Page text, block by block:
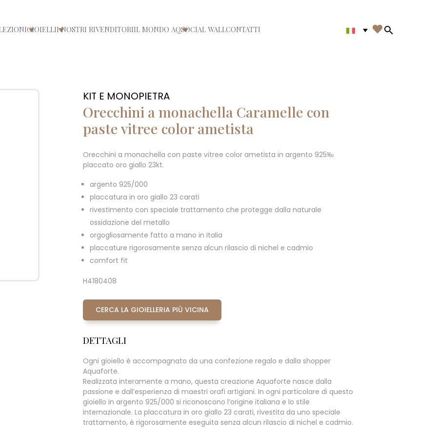
menù
Apri/chiudi menù
GIOIELLIApri/chiudi menù
I NOSTRI RIVENDITORIIL MONDO AQApri/chiudi menù
SOCIAL WALLCONTATTI 
Search in
KIT E MONOPIETRA
Orecchini a monachella Caramelle con
paste vitree color ametista
Orecchini a monachella con paste vitree color ametista in argento 925‰
placcato oro giallo 23kt.
argento 925/000
placcatura in oro giallo 23 carati
rivestimento con speciale trattamento che protegge dalla naturale
ossidazione del metallo
orgogliosamente fatto a mano in Italia
placcature rigorosamente senza alcun rilascio di nichel e cadmio
comfort fit
H4180408
CERCA LA GIOIELLERIA PIÙ VICINA
DETTAGLI
Ogni gioiello è accompagnato da una confezione regalo e dalla shopper
Aquaforte.
Realizzata interamente a mano, questa creazione Aquaforte nasce dalla
passione e dall’esperienza di maestri orafi artigiani. In ogni particolare di questo
gioiello in argento 925/000 si riconoscono l’origine italiana e lo stile
internazionale. La placcatura in oro giallo 23 carati, rivestita da uno speciale
trattamento, è rigorosamente eseguita senza alcun rilascio di nichel e cadmio.